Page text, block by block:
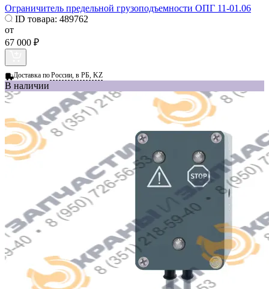
Ограничитель предельной грузоподъемности ОПГ 11-01.06
ID товара: 489762
от
67 000 ₽
Доставка поРоссии, в РБ, KZ
В наличии